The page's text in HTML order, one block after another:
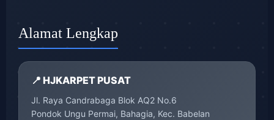
Alamat Lengkap
📍 HJKARPET PUSAT
Jl. Raya Candrabaga Blok AQ2 No.6
Pondok Ungu Permai, Bahagia, Kec. Babelan